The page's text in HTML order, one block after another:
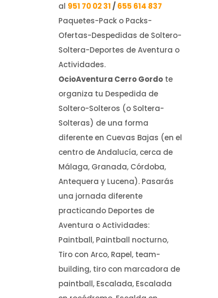
al 951 70 02 31 /655 614 837
Paquetes-Pack o Packs-
Ofertas-Despedidas de Soltero-
Soltera-Deportes de Aventura o
Actividades.
OcioAventura Cerro Gordo te
organiza tu Despedida de
Soltero-Solteros (o Soltera-
Solteras) de una forma
diferente en Cuevas Bajas (en el
centro de Andalucía, cerca de
Málaga, Granada, Córdoba,
Antequera y Lucena). Pasarás
una jornada diferente
practicando Deportes de
Aventura o Actividades:
Paintball, Paintball nocturno,
Tiro con Arco, Rapel, team-
building, tiro con marcadora de
paintball, Escalada, Escalada